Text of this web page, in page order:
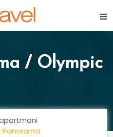
/ Olympic
Panorama
×